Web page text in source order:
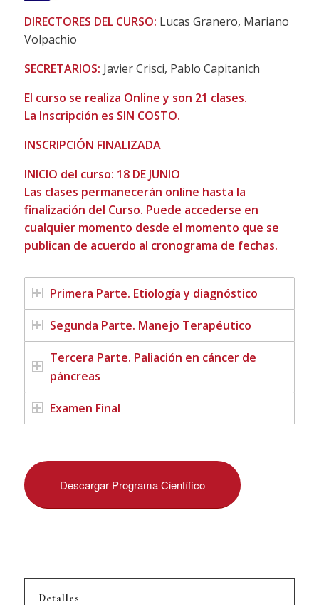
DIRECTORES DEL CURSO: Lucas Granero, Mariano
Volpachio
SECRETARIOS: Javier Crisci, Pablo Capitanich
El curso se realiza Online y son 21 clases.
La Inscripción es SIN COSTO.
INSCRIPCIÓN FINALIZADA
INICIO del curso: 18 DE JUNIO
Las clases permanecerán online hasta la
finalización del Curso. Puede accederse en
cualquier momento desde el momento que se
publican de acuerdo al cronograma de fechas.
Primera Parte. Etiología y diagnóstico
Segunda Parte. Manejo Terapéutico
Tercera Parte. Paliación en cáncer de
páncreas
Examen Final
Descargar Programa Científico
Detalles